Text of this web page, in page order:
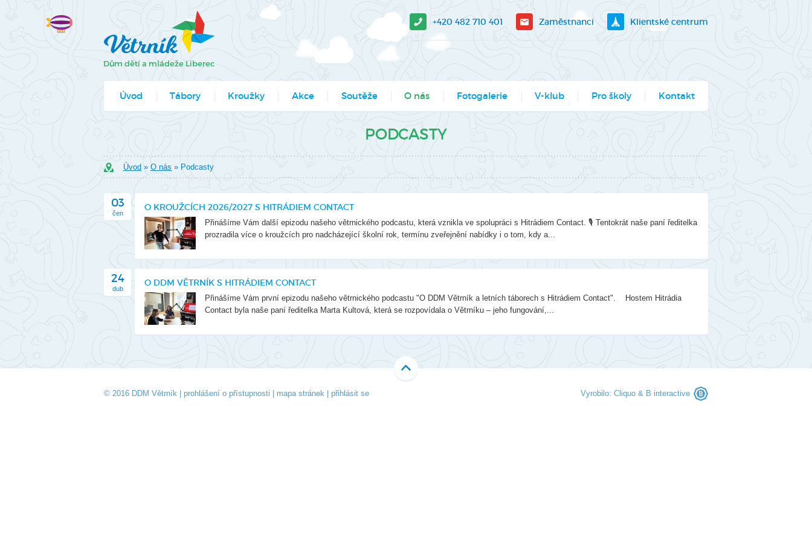
+420 482 710 401 Zaměstnanci Klientské centrum
Úvod Tábory Kroužky
Jak se přihlásit?
Formuláře ke stažení
Akce Soutěže
Moje město Liberec
Umělecké přehlídky
Výsledky soutěží MŠMT -
O nás
Aktuality
Podcasty
Povedlo se
Činnosti
Hledáme nové kolegy
Projekty
Fotogalerie
Kroužky
Kurzy, semináře
Projekty
Tábory
V-klub
Tábory
Programy pro školy
Akce ve Véčku
Městský parlament
Liberec
Kontakty
Fotogalerie
O nás
Pro školy Kontakt
PODCASTY
Úvod » O nás » Podcasty
03
čen
O KROUŽCÍCH 2026/2027 S HITRÁDIEM CONTACT
Přinášíme Vám další epizodu našeho větrnického podcastu, která vznikla ve spolupráci s Hitrádiem Contact. 🎙️ Tentokrát naše paní ředitelka
prozradila více o kroužcích pro nadcházející školní rok, termínu zveřejnění nabídky i o tom, kdy a...
24
dub
O DDM VĚTRNÍK S HITRÁDIEM CONTACT
Přinášíme Vám první epizodu našeho větrnického podcastu "O DDM Větrník a letních táborech s Hitrádiem Contact". Hostem Hitrádia
Contact byla naše paní ředitelka Marta Kultová, která se rozpovídala o Větrníku – jeho fungování,...
© 2016 DDM Větrník | prohlášení o přístupnosti mapa stránek přihlásit se Vyrobilo: Cliquo & B interactive